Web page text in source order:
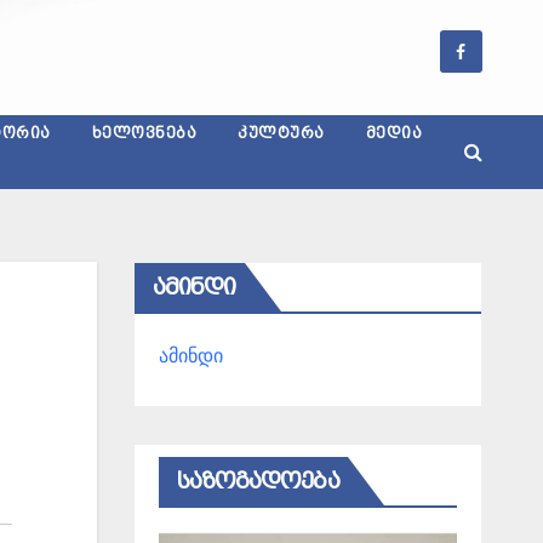
ᲮᲔᲚᲝᲕᲜᲔᲑᲐ ᲙᲣᲚᲢᲣᲠᲐ ᲛᲔᲓᲘᲐ
ᲐᲛᲘᲜᲓᲘ
ამინდი
ᲡᲐᲖᲝᲒᲐᲓᲝᲔᲑᲐ